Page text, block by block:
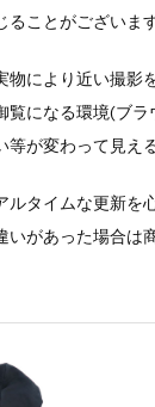
ることがございます
物により近い撮影
覧になる環境(ブラ
等が変わって見え
ルタイムな更新を
いがあった場合は